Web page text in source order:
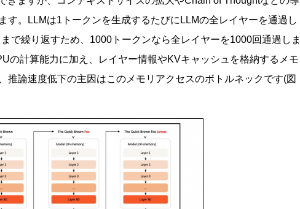
す。LLMは1トークンを生成するたびにLLMの全レイヤーを通過し
で繰り返すため、1000トークンなら全レイヤーを1000回通過しま
の計算能力に加え、レイヤー情報やKVキャッシュを格納するメモ
推論速度低下の主因はこのメモリアクセスのボトルネックです(図